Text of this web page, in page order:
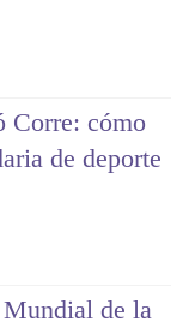
Corre: cómo
de deporte
Mundial de la